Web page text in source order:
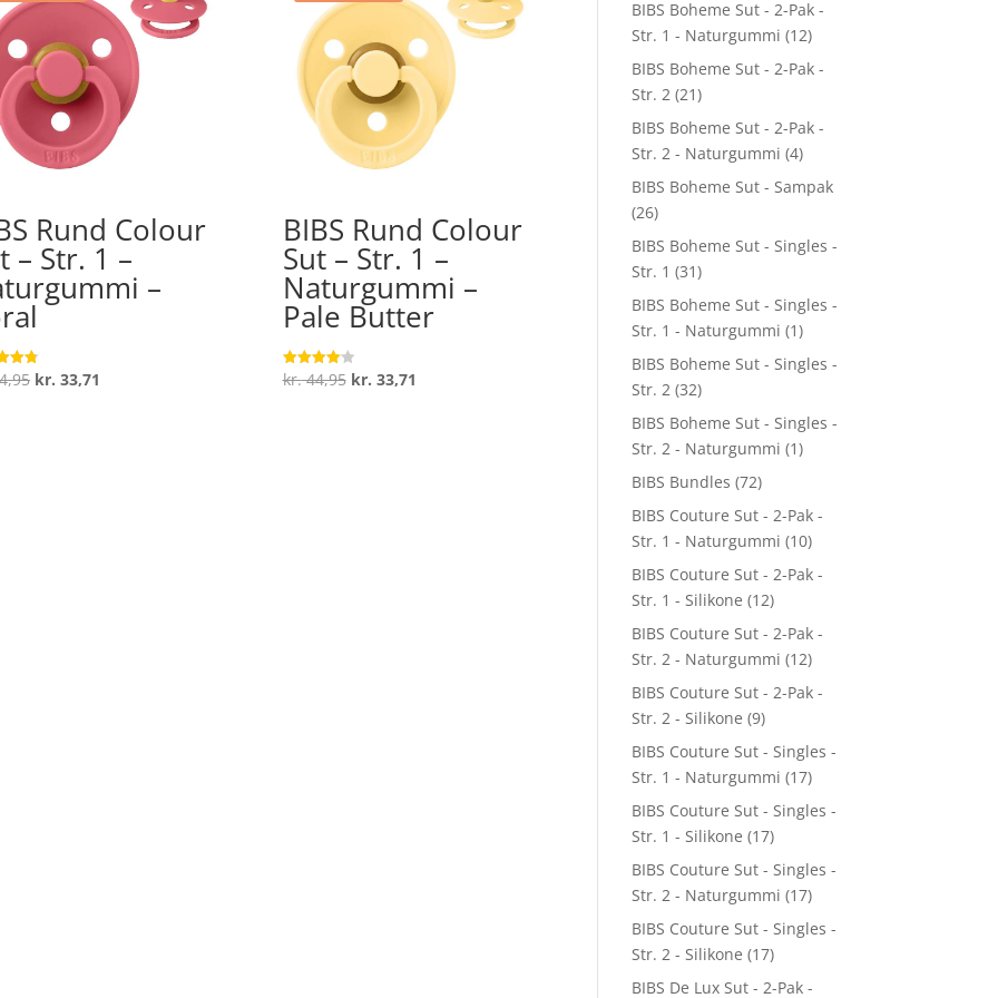
Rund Colour
– Str. 1 –
–
Den
kr. 33,71
BIBS Rund Colour
Sut – Str. 1 –
Naturgummi –
Pale Butter
Vurderet
4.1
kr.44,95 Den
kr. 33,71
BIBS Boheme Sut - 2-Pak -
Str. 1 - Naturgummi (12)
BIBS Boheme Sut - 2-Pak -
Str. 2 (21)
BIBS Boheme Sut - 2-Pak -
Str. 2 - Naturgummi (4)
BIBS Boheme Sut - Sampak
(26)
BIBS Boheme Sut - Singles -
Str. 1 (31)
BIBS Boheme Sut - Singles -
Str. 1 - Naturgummi (1)
BIBS Boheme Sut - Singles -
Str. 2 (32)
BIBS Boheme Sut - Singles -
Str. 2 - Naturgummi (1)
BIBS Bundles (72)
BIBS Couture Sut - 2-Pak -
Str. 1 - Naturgummi (10)
BIBS Couture Sut - 2-Pak -
Str. 1 - Silikone (12)
BIBS Couture Sut - 2-Pak -
Str. 2 - Naturgummi (12)
BIBS Couture Sut - 2-Pak -
Str. 2 - Silikone (9)
BIBS Couture Sut - Singles -
Str. 1 - Naturgummi (17)
BIBS Couture Sut - Singles -
Str. 1 - Silikone (17)
BIBS Couture Sut - Singles -
Str. 2 - Naturgummi (17)
BIBS Couture Sut - Singles -
Str. 2 - Silikone (17)
BIBS De Lux Sut - 2-Pak -